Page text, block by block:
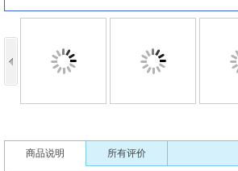
商品说明 所有评价